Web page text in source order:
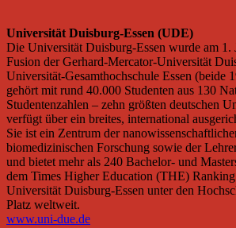
Universität Duisburg-Essen (UDE)
Die Universität Duisburg-Essen wurde am 1.
Fusion der Gerhard-Mercator-Universität
Universität-Gesamthochschule Essen (beide
gehört mit rund 40.000 Studenten aus 130
Studentenzahlen – zehn größten deutschen
verfügt über ein breites, international
Sie ist ein Zentrum der
biomedizinischen Forschung sowie der
und bietet mehr als 240 Bachelor- und
dem Times Higher Education (THE)
Universität Duisburg-Essen unter den
Platz weltweit.
www.uni-due.de